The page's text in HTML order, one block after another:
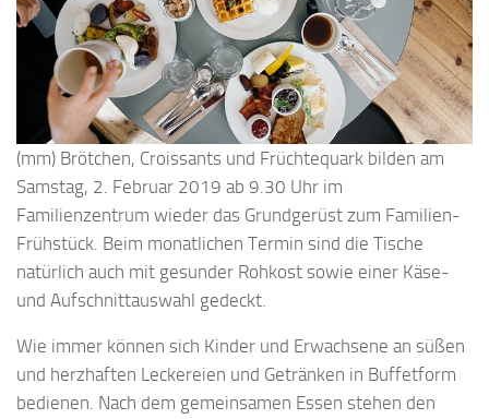
(mm) Brötchen, Croissants und Früchtequark bilden am
Samstag, 2. Februar 2019 ab 9.30 Uhr im
Familienzentrum wieder das Grundgerüst zum Familien-
Frühstück. Beim monatlichen Termin sind die Tische
natürlich auch mit gesunder Rohkost sowie einer Käse-
und Aufschnittauswahl gedeckt.
Wie immer können sich Kinder und Erwachsene an süßen
und herzhaften Leckereien und Getränken in Buffetform
bedienen. Nach dem gemeinsamen Essen stehen den